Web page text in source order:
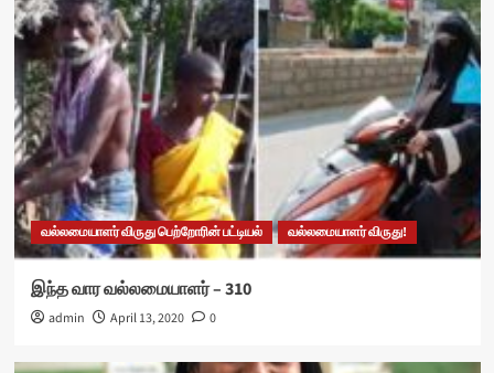
வல்லமையாளர் விருது பெற்றோரின் பட்டியல் வல்லமையாளர் விருது!
இந்த வார வல்லமையாளர் – 310
admin April 13, 2020 0